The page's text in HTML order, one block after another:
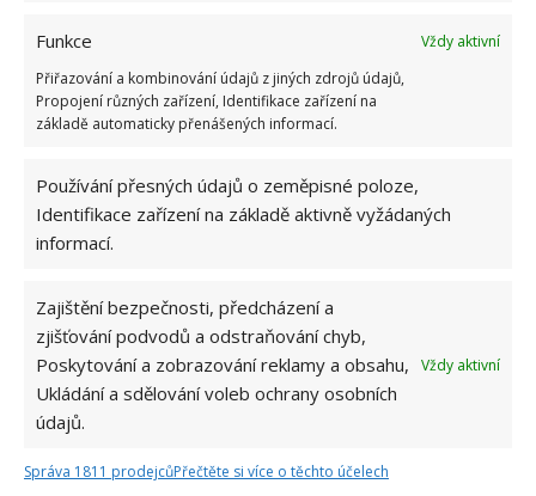
Funkce
Vždy aktivní
Přiřazování a kombinování údajů z jiných zdrojů údajů,
Propojení různých zařízení, Identifikace zařízení na
základě automaticky přenášených informací.
Používání přesných údajů o zeměpisné poloze,
Identifikace zařízení na základě aktivně vyžádaných
informací.
Zajištění bezpečnosti, předcházení a
zjišťování podvodů a odstraňování chyb,
Poskytování a zobrazování reklamy a obsahu,
Ukládání a sdělování voleb ochrany osobních
údajů.
Vždy aktivní
Správa 1811 prodejcůPřečtěte si více o těchto účelech
Ideální je vlastní kompost z veškerých odpadních
organických látek, sekání trávy, plevele a dalších
zahradních zbytků, které jsou zpracovávány
mikroorganismy po překrytí nádoby nebo úložiště
přesunout jednou nebo dvakrát ročně s použitím na
podzim nebo brzy z jara přímo k rostlinám. Kompost
Zdroj: Redakce